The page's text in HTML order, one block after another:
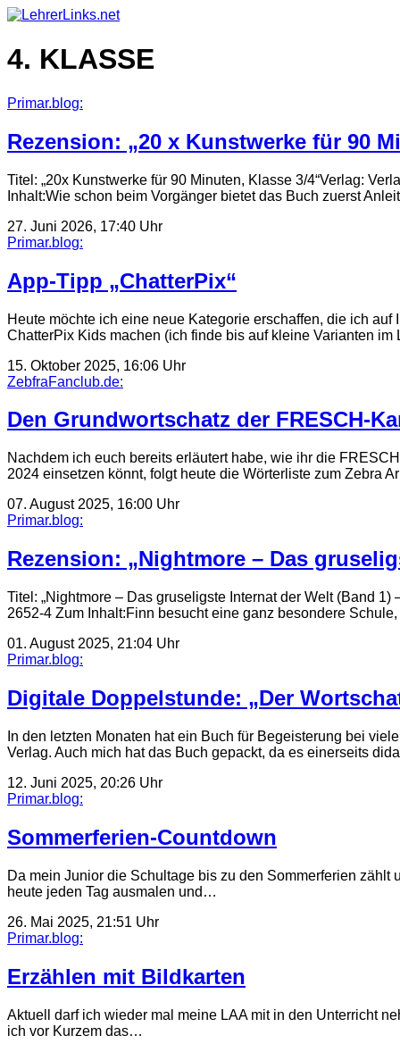
Skip
content
4. KLASSE
Primar.blog:
Rezension: „20 x Kunstwerke für 90
Titel: „20x Kunstwerke für 90 Minuten, Klasse 3/4“Verlag:
Inhalt:Wie schon beim Vorgänger bietet das Buch zuerst
27. Juni 2026, 17:40 Uhr
Primar.blog:
App-Tipp „ChatterPix“
Heute möchte ich eine neue Kategorie erschaffen, die ich
ChatterPix Kids machen (ich finde bis auf kleine Varianten
15. Oktober 2025, 16:06 Uhr
ZebfraFanclub.de:
Den Grundwortschatz der FRESCH-
Nachdem ich euch bereits erläutert habe, wie ihr die
2024 einsetzen könnt, folgt heute die Wörterliste zum Zebra
07. August 2025, 16:00 Uhr
Primar.blog:
Rezension: „Nightmore – Das
Titel: „Nightmore – Das gruseligste Internat der Welt (Band
2652-4 Zum Inhalt:Finn besucht eine ganz besondere
01. August 2025, 21:04 Uhr
Primar.blog:
Digitale Doppelstunde: „Der
In den letzten Monaten hat ein Buch für Begeisterung bei
Verlag. Auch mich hat das Buch gepackt, da es einerseits
12. Juni 2025, 20:26 Uhr
Primar.blog:
Sommerferien-Countdown
Da mein Junior die Schultage bis zu den Sommerferien
heute jeden Tag ausmalen und…
26. Mai 2025, 21:51 Uhr
Primar.blog:
Erzählen mit Bildkarten
Aktuell darf ich wieder mal meine LAA mit in den Unterricht
ich vor Kurzem das…